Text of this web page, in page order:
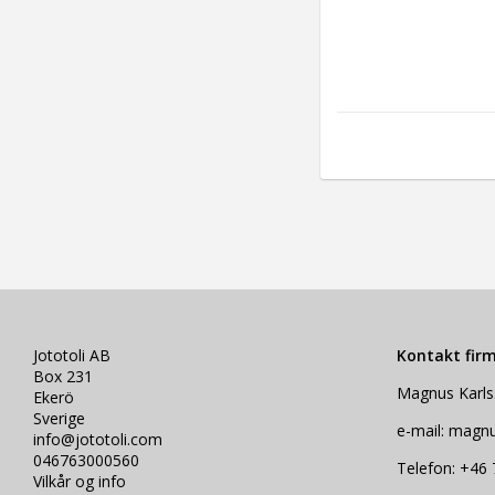
Jototoli AB
Box 231
Ekerö
Sverige
info@jototoli.com
046763000560
Vilkår og info
Kontakt
Magnus
e-mail:
Telefon: +46